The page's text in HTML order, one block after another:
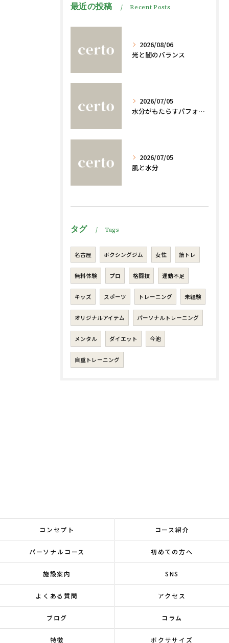
最近の投稿 Recent Posts
2026/08/06
光と闇のバランス
2026/07/05
水分がもたらすパフォーマンスへの影響
2026/07/05
肌と水分
タグ Tags
名古屋 ボクシングジム 女性 筋トレ
無料体験 プロ 格闘技 運動不足
キッズ スポーツ トレーニング 未経験
オリジナルアイテム パーソナルトレーニング
メンタル ダイエット 今池
自重トレーニング
コンセプト コース紹介
パーソナルコース 初めての方へ
施設案内 SNS
よくある質問 アクセス
ブログ コラム
特徴 ボクササイズ